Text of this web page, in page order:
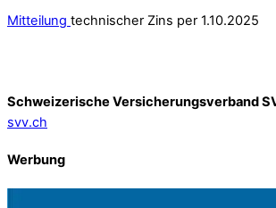
Mitteilung technischer Zins per 1.10.2025
Schweizerische Versicherungsverband
svv.ch
Werbung